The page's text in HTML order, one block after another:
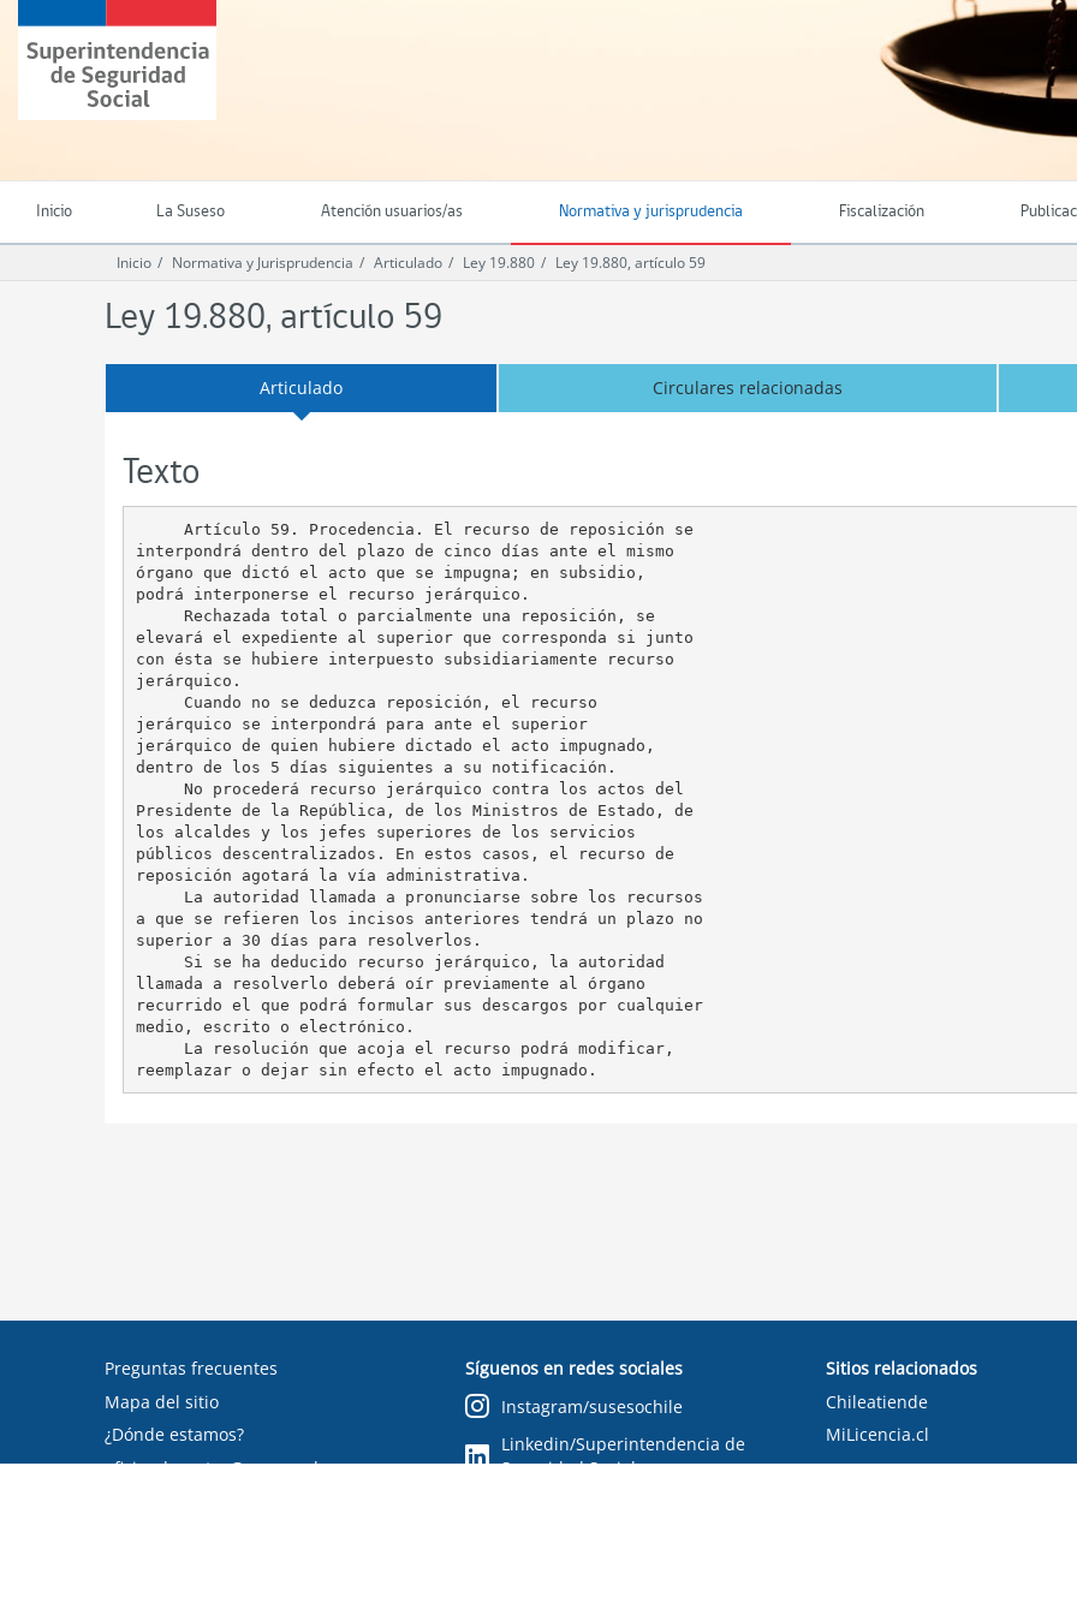
contenido
principal
Superintendencia
de
Seguridad
(SUSESO)
Chile
Inicio La Suseso Atención usuarios/as Normativa y jurisprudencia Fiscalización
Inicio Normativa y Jurisprudencia Articulado Ley 19.880 Ley 19.880, artículo 59
Ley 19.880, artículo 59
Articulado Circulares relacionadas
Texto
     Artículo 59. Procedencia. El recurso de reposición se
interpondrá dentro del plazo de cinco días ante el mismo
órgano que dictó el acto que se impugna; en subsidio,
podrá interponerse el recurso jerárquico.
     Rechazada total o parcialmente una reposición, se
elevará el expediente al superior que corresponda si junto
con ésta se hubiere interpuesto subsidiariamente recurso
jerárquico.
     Cuando no se deduzca reposición, el recurso
jerárquico se interpondrá para ante el superior
jerárquico de quien hubiere dictado el acto impugnado,
dentro de los 5 días siguientes a su notificación.
     No procederá recurso jerárquico contra los actos del
Presidente de la República, de los Ministros de Estado, de
los alcaldes y los jefes superiores de los servicios
públicos descentralizados. En estos casos, el recurso de
reposición agotará la vía administrativa.
     La autoridad llamada a pronunciarse sobre los recursos
a que se refieren los incisos anteriores tendrá un plazo no
superior a 30 días para resolverlos.
     Si se ha deducido recurso jerárquico, la autoridad
llamada a resolverlo deberá oír previamente al órgano
recurrido el que podrá formular sus descargos por cualquier
medio, escrito o electrónico.
     La resolución que acoja el recurso podrá modificar,
Preguntas frecuentes
Mapa del sitio
¿Dónde estamos?
oficinadepartes@suseso.cl
Síguenos en redes sociales
Instagram/susesochile
Linkedin/Superintendencia de
Seguridad Social
Sitios relacionados
Chileatiende
MiLicencia.cl